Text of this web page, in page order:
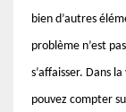
bien d’autres
problème n’est
s’affaisser. Dans
pouvez compter